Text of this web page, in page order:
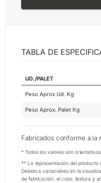
TABLA DE
UD./PALET
Peso Aprox Ud. Kg
Peso Aprox. Palet Kg
Fabricados conforme a la
* Todos los valores son orientativos
** La representación del producto
Debido a variaciones en la
de fabricación, el color, textura y